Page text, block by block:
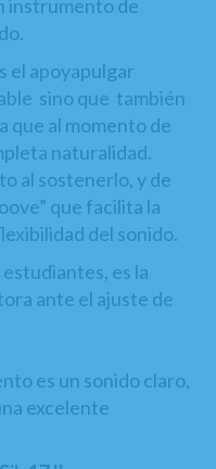
instrumento de
el apoyapulgar
sino que también
que al momento de
naturalidad.
al sostenerlo, y de
que facilita la
del sonido.
es la
ante el ajuste de
es un sonido claro,
excelente